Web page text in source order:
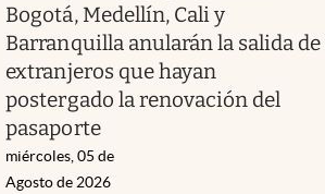
Bogotá, Medellín, Cali y
Barranquilla anularán la salida de
extranjeros que hayan
postergado la renovación del
pasaporte
miércoles, 05 de
Agosto de 2026